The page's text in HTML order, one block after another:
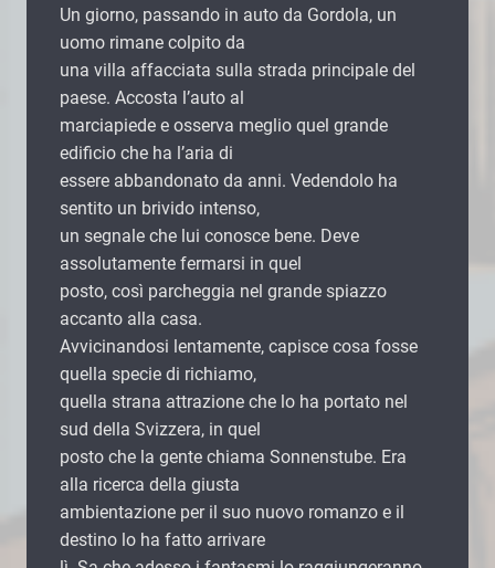
Un giorno, passando in auto da Gordola, un
uomo rimane colpito da
una villa affacciata sulla strada principale del
paese. Accosta l’auto al
marciapiede e osserva meglio quel grande
edificio che ha l’aria di
essere abbandonato da anni. Vedendolo ha
sentito un brivido intenso,
un segnale che lui conosce bene. Deve
assolutamente fermarsi in quel
posto, così parcheggia nel grande spiazzo
accanto alla casa.
Avvicinandosi lentamente, capisce cosa fosse
quella specie di richiamo,
quella strana attrazione che lo ha portato nel
sud della Svizzera, in quel
posto che la gente chiama Sonnenstube. Era
alla ricerca della giusta
ambientazione per il suo nuovo romanzo e il
destino lo ha fatto arrivare